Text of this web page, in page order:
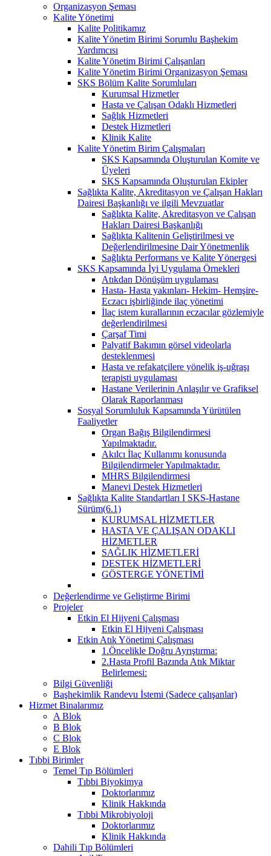
Organizasyon Şeması
Kalite Yönetimi
Kalite Politikamız
Kalite Yönetim Birimi Sorumlu Başhekim
Yardımcısı
Kalite Yönetim Birimi Çalışanları
Kalite Yönetim Birimi Organizasyon Şeması
SKS Bölüm Kalite Sorumluları
Kurumsal Hizmetler
Hasta ve Çalışan Odaklı Hizmetleri
Sağlık Hizmetleri
Destek Hizmetleri
Klinik Kalite
Kalite Yönetim Birim Çalışmaları
SKS Kapsamında Oluşturulan Komite ve
Üyeleri
SKS Kapsamında Oluşturulan Ekipler
Sağlıkta Kalite, Akreditasyon ve Çalışan Hakları
Dairesi Başkanlığı ve ilgili Mevzuatlar
Sağlıkta Kalite, Akreditasyon ve Çalışan
Hakları Dairesi Başkanlığı
Sağlıkta Kalitenin Geliştirilmesi ve
Değerlendirilmesine Dair Yönetmenlik
Sağlıkta Performans ve Kalite Yönergesi
SKS Kapsamında İyi Uygulama Örnekleri
Atıkdan Dönüşüm uygulaması
Hasta- Hasta yakınları- Hekim- Hemşire-
Eczacı işbirliğinde ilaç yönetimi
İlaç istem kurallarının eczacılar gözlemiyle
değerlendirilmesi
Çarşaf Timi
Palyatif Bakımın görsel videolarla
desteklenmesi
Hasta ve refakatçilere yönelik iş-uğraşı
terapisti uygulaması
Hastane Verilerinin Anlaşılır ve Grafiksel
Olarak Raporlanması
Sosyal Sorumluluk Kapsamında Yürütülen
Faaliyetler
Organ Bağış Bilgilendirmesi
Yapılmaktadır.
Akılcı İlaç Kullanımı konusunda
Bilgilendirmeler Yapılmaktadır.
MHRS Bilgilendirmesi
Manevi Destek Hizmetleri
Sağlıkta Kalite Standartları I SKS-Hastane
Sürüm(6.1)
KURUMSAL HİZMETLER
HASTA VE ÇALIŞAN ODAKLI
HİZMETLER
SAĞLIK HİZMETLERİ
DESTEK HİZMETLERİ
GÖSTERGE YÖNETİMİ
Değerlendirme ve Geliştirme Birimi
Projeler
Etkin El Hijyeni Çalışması
Etkin El Hijyeni Çalışması
Etkin Atık Yönetimi Çalışması
1.Öncelikle Doğru Ayrıştırma:
2.Hasta Profil Bazında Atık Miktar
Belirlemesi:
Bilgi Güvenliği
Başhekimlik Randevu İstemi (Sadece çalışanlar)
Hizmet Binalarımız
A Blok
B Blok
C Blok
E Blok
Tıbbi Birimler
Temel Tıp Bölümleri
Tıbbi Biyokimya
Doktorlarımız
Klinik Hakkında
Tıbbi Mikrobiyoloji
Doktorlarımız
Klinik Hakkında
Dahili Tıp Bölümleri